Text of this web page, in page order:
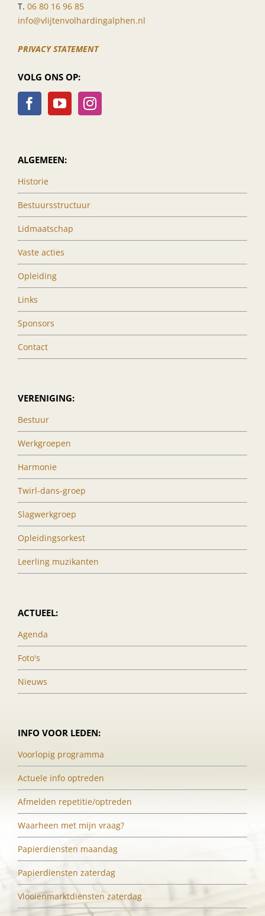
T. 06 80 16 96 85
info@vlijtenvolhardingalphen.nl
PRIVACY STATEMENT
VOLG ONS OP:
ALGEMEEN:
Historie
Bestuursstructuur
Lidmaatschap
Vaste acties
Opleiding
Links
Sponsors
Contact
VERENIGING:
Bestuur
Werkgroepen
Harmonie
Twirl-dans-groep
Slagwerkgroep
Opleidingsorkest
Leerling muzikanten
ACTUEEL:
Agenda
Foto's
Nieuws
INFO VOOR LEDEN:
Voorlopig programma
Actuele info optreden
Afmelden repetitie/optreden
Waarheen met mijn vraag?
Papierdiensten maandag
Papierdiensten zaterdag
Vlooienmarktdiensten zaterdag